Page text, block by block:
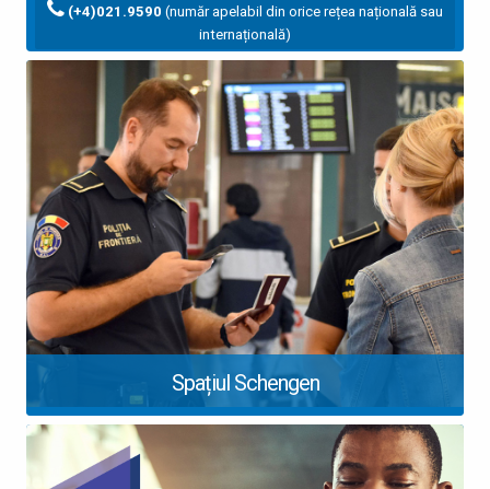
(+4)021.9590 (număr apelabil din orice rețea națională sau
internațională)
Spațiul Schengen